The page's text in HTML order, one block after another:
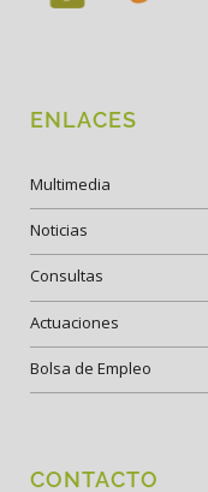
ENLACES
Multimedia
Noticias
Consultas
Actuaciones
Bolsa de Empleo
CONTACTO